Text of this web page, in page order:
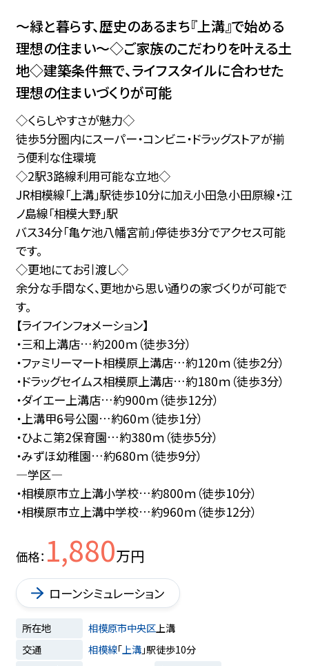
～緑と暮らす、歴史のあるまち『上溝』で始める
理想の住まい～◇ご家族のこだわりを叶える土
地◇建築条件無で、ライフスタイルに合わせた
理想の住まいづくりが可能
◇くらしやすさが魅力◇
徒歩5分圏内にスーパー・コンビニ・ドラッグストアが揃
う便利な住環境
◇2駅3路線利用可能な立地◇
JR相模線「上溝」駅徒歩10分に加え小田急小田原線・江
ノ島線「相模大野」駅
バス34分「亀ケ池八幡宮前」停徒歩3分でアクセス可能
です。
◇更地にてお引渡し◇
余分な手間なく、更地から思い通りの家づくりが可能で
す。
【ライフインフォメーション】
・三和上溝店…約200ｍ（徒歩3分）
・ファミリーマート相模原上溝店…約120ｍ（徒歩2分）
・ドラッグセイムス相模原上溝店…約180ｍ（徒歩3分）
・ダイエー上溝店…約900ｍ（徒歩12分）
・上溝甲6号公園…約60ｍ（徒歩1分）
・ひよこ第2保育園…約380ｍ（徒歩5分）
・みずほ幼稚園…約680ｍ（徒歩9分）
―学区―
・相模原市立上溝小学校…約800ｍ（徒歩10分）
・相模原市立上溝中学校…約960ｍ（徒歩12分）
価格 1,880万円
ローンシミュレーション
所在地 相模原市中央区上溝
交通
相模線「上溝」駅徒歩10分